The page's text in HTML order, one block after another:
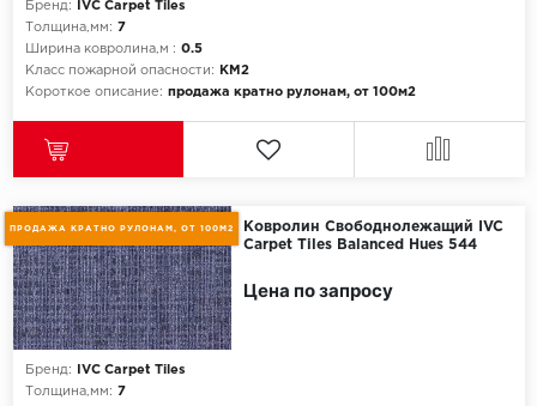
Бренд:
IVC Carpet Tiles
Толщина,мм: 7
Ширина ковролина,м : 0.5
Класс пожарной опасности:
КМ2
Короткое описание: продажа кратно рулонам, от 100м2
ПРОДАЖА КРАТНО РУЛОНАМ, ОТ 100М2
Ковролин Свободнолежащий IVC
Carpet Tiles Balanced Hues 544
Бренд:
IVC Carpet Tiles
Толщина,мм: 7
Цена по запросу